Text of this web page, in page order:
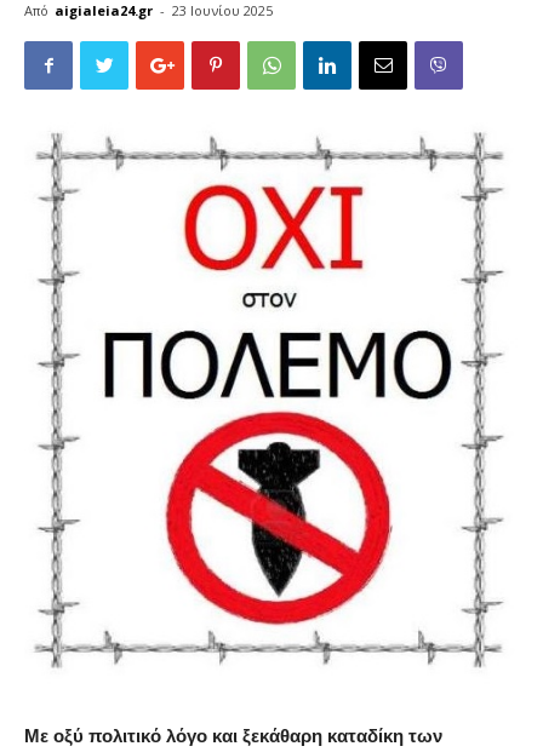
Από aigialeia24.gr - 23 Ιουνίου 2025
Με οξύ πολιτικό λόγο και ξεκάθαρη καταδίκη των